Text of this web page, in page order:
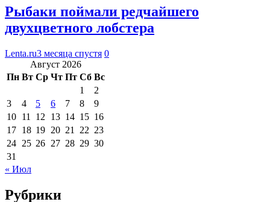
Рыбаки поймали редчайшего
двухцветного лобстера
Lenta.ru3 месяца спустя 0
Август 2026
Пн Вт Ср Чт Пт Сб Вс
1
2
3
4 5 6 7 8
9
10 11 12 13 14 15 16
17 18 19 20 21 22 23
24 25 26 27 28 29 30
31
« Июл
Рубрики